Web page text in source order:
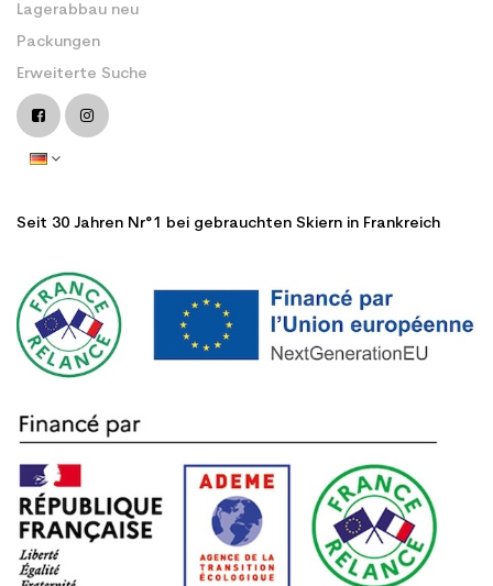
Lagerabbau neu
Packungen
Erweiterte Suche
Seit 30 Jahren Nr°1 bei gebrauchten Skiern in Frankreich